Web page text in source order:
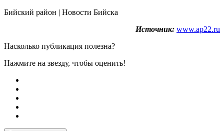
Бийский район | Новости Бийска
Источник: www.ap22.ru
Насколько публикация полезна?
Нажмите на звезду, чтобы оценить!